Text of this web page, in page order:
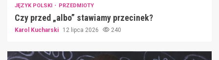
JĘZYK POLSKI PRZEDMIOTY
Czy przed „albo” stawiamy przecinek?
Karol Kucharski 12 lipca 2026 240